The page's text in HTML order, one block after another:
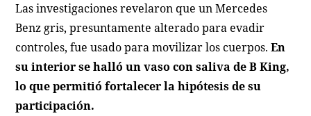
Las investigaciones revelaron que un Mercedes
Benz gris, presuntamente alterado para evadir
controles, fue usado para movilizar los cuerpos.En
su interior se halló un vaso con saliva de B King,
lo que permitió fortalecer la hipótesis de su
participación.